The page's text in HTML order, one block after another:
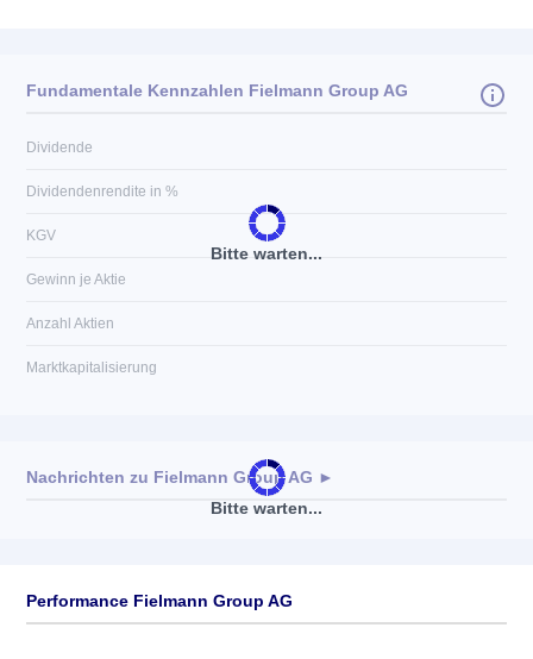
Bitte warten...
Fundamentale Kennzahlen Fielmann Group AG
Dividende
Dividendenrendite in %
KGV
Gewinn je Aktie
Anzahl Aktien
Marktkapitalisierung
Bitte warten...
Nachrichten zu Fielmann Group AG ►
Performance Fielmann Group AG